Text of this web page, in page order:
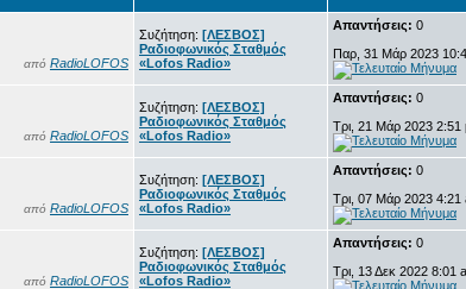
από RadioLOFOS
Συζήτηση: [ΛΕΣΒΟΣ]
Ραδιοφωνικός Σταθμός
«Lofos Radio»
Απαντήσεις: 0
Παρ, 31 Μάρ 2023
από RadioLOFOS
Συζήτηση: [ΛΕΣΒΟΣ]
Ραδιοφωνικός Σταθμός
«Lofos Radio»
Απαντήσεις: 0
Τρι, 21 Μάρ 2023 2:51
από RadioLOFOS
Συζήτηση: [ΛΕΣΒΟΣ]
Ραδιοφωνικός Σταθμός
«Lofos Radio»
Απαντήσεις: 0
Τρι, 07 Μάρ 2023 4:21
από RadioLOFOS
Συζήτηση: [ΛΕΣΒΟΣ]
Ραδιοφωνικός Σταθμός
«Lofos Radio»
Απαντήσεις: 0
Τρι, 13 Δεκ 2022 8:01